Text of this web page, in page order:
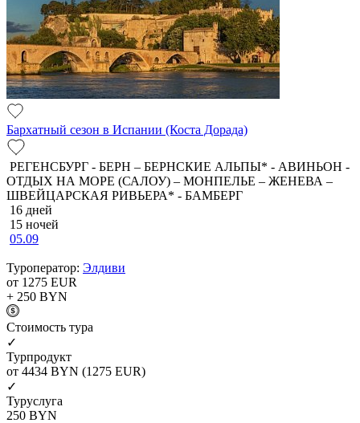
Бархатный сезон в Испании (Коста Дорада)
РЕГЕНСБУРГ - БЕРН – БЕРНСКИЕ АЛЬПЫ* - АВИНЬОН -
ОТДЫХ НА МОРЕ (САЛОУ) – МОНПЕЛЬЕ – ЖЕНЕВА –
ШВЕЙЦАРСКАЯ РИВЬЕРА* - БАМБЕРГ
16 дней
15 ночей
05.09
Туроператор: Элдиви
от 1275 EUR
+ 250 BYN
Cтоимость тура
✓
Турпродукт
от 4434 BYN (1275 EUR)
✓
Туруслуга
250 BYN